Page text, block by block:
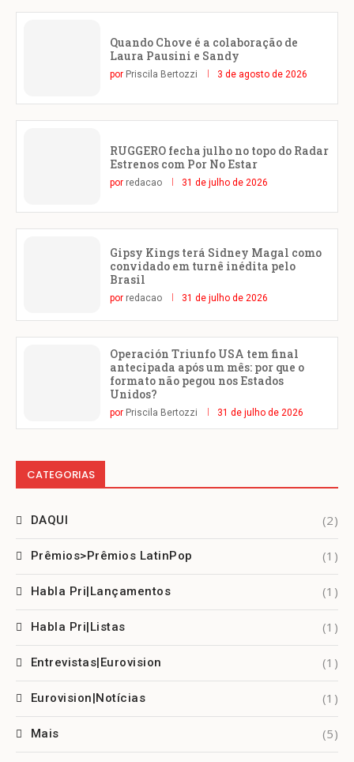
Quando Chove é a colaboração de
Laura Pausini e Sandy
por Priscila Bertozzi 3 de agosto de 2026
RUGGERO fecha julho no topo do Radar
Estrenos com Por No Estar
por redacao 31 de julho de 2026
Gipsy Kings terá Sidney Magal como
convidado em turnê inédita pelo
Brasil
por redacao 31 de julho de 2026
Operación Triunfo USA tem final
antecipada após um mês: por que o
formato não pegou nos Estados
Unidos?
por Priscila Bertozzi 31 de julho de 2026
CATEGORIAS
DAQUI (2)
Prêmios>Prêmios LatinPop (1)
Habla Pri|Lançamentos (1)
Habla Pri|Listas (1)
Entrevistas|Eurovision (1)
Eurovision|Notícias (1)
Mais (5)